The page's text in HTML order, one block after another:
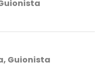
Guionista